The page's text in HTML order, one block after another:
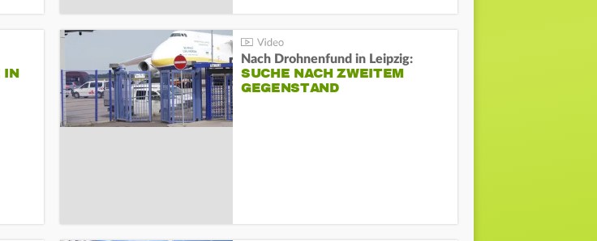
IN
Nach Drohnenfund in Leipzig:
SUCHE NACH ZWEITEM
GEGENSTAND